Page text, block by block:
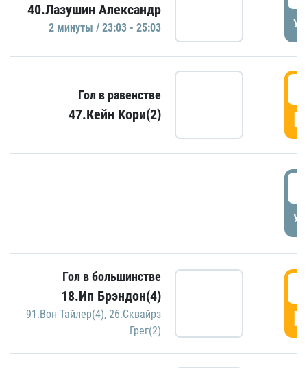
40.Лазушин Александр
2 минуты / 23:03 - 25:03
Гол в равенстве
47.Кейн Кори(2)
Гол в большинстве
18.Ип Брэндон(4)
91.Вон Тайлер(4), 26.Сквайрз
Грег(2)